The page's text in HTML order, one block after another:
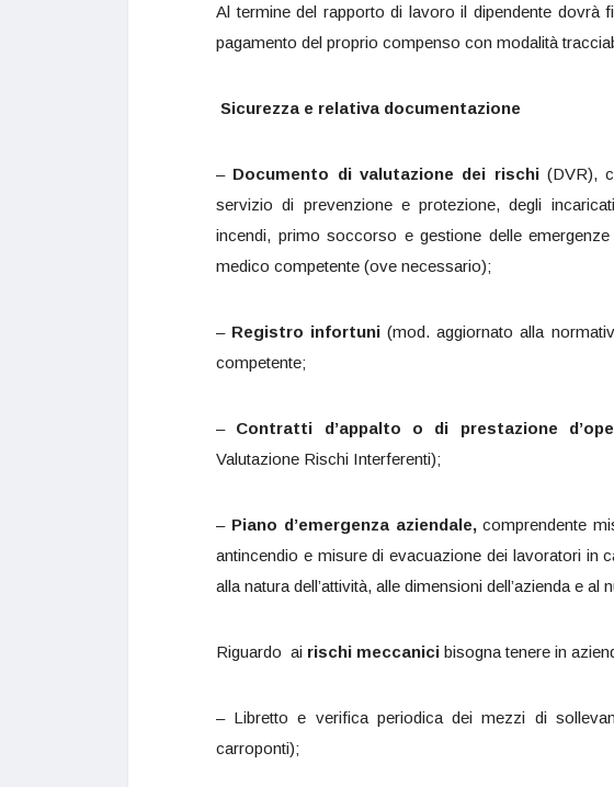
Al termine del rapporto di lavoro il dipendente dovrà
pagamento del proprio compenso con modalità
Sicurezza e relativa documentazione
– Documento di valutazione dei rischi(DVR),
servizio di prevenzione e protezione, degli
incendi, primo soccorso e gestione delle
medico competente (ove necessario);
– Registro infortuni (mod. aggiornato alla
competente;
– Contratti d’appalto o di prestazione
Valutazione Rischi Interferenti);
– Piano d’emergenza aziendale,comprendente
antincendio e misure di evacuazione dei lavoratori in
alla natura dell’attività, alle dimensioni dell’azienda e al
Riguardo ai rischi meccanici bisogna tenere in
– Libretto e verifica periodica dei mezzi di
carroponti);